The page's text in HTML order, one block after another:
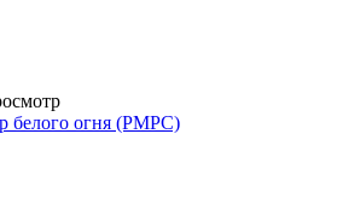
белого огня (РМРС)